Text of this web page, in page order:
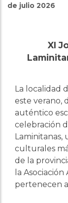
de julio 2026
XI
La localidad
este verano,
auténtico
celebración
Laminitanas,
culturales
de la
la
pertenecen